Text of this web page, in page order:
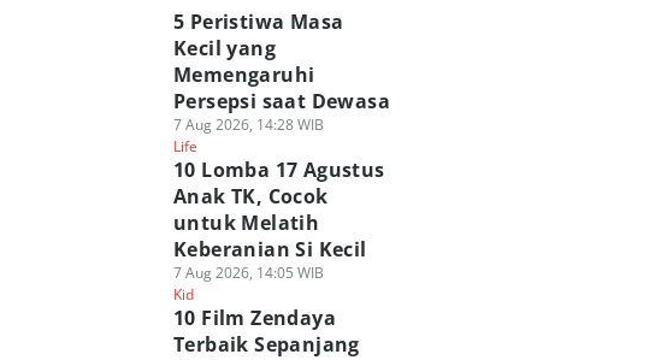
5 Peristiwa Masa
Kecil yang
Memengaruhi
Persepsi saat Dewasa
7 Aug 2026, 14:28 WIB
Life
10 Lomba 17 Agustus
Anak TK, Cocok
untuk Melatih
Keberanian Si Kecil
7 Aug 2026, 14:05 WIB
Kid
10 Film Zendaya
Terbaik Sepanjang